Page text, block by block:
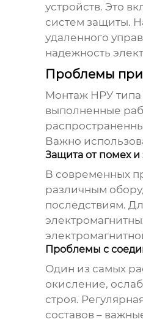
устройств. Это
систем защиты.
удаленного
надежность
Проблемы при
Монтаж НРУ
выполненные
Важно
Защита от помех
В современных
различным
последствиям.
Проблемы с
Один из самых
окисление,
строя.
составов –